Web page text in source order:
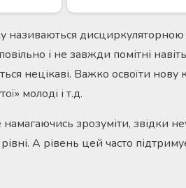
називаються
і не завжди помітні
нецікаві. Важко освоїти
молоді і т.д.
зрозуміти, звідки
А рівень цей часто